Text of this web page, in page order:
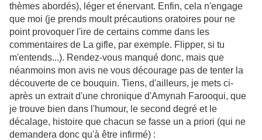
thèmes abordés), léger et énervant. Enfin, cela n'engage
que moi (je prends moult précautions oratoires pour ne
point provoquer l'ire de certains comme dans les
commentaires de La gifle, par exemple. Flipper, si tu
m'entends...). Rendez-vous manqué donc, mais que
néanmoins mon avis ne vous décourage pas de tenter la
découverte de ce bouquin. Tiens, d'ailleurs, je mets ci-
après un extrait d'une chronique d'Amynah Farooqui, que
je trouve bien dans l'humour, le second degré et le
décalage, histoire que chacun se fasse un a priori (qui ne
demandera donc qu'à être infirmé) :